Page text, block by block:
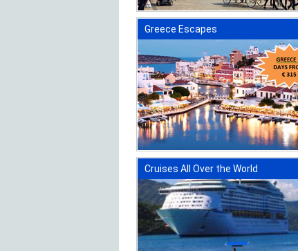
Greece Escapes
Cruises All Over the World